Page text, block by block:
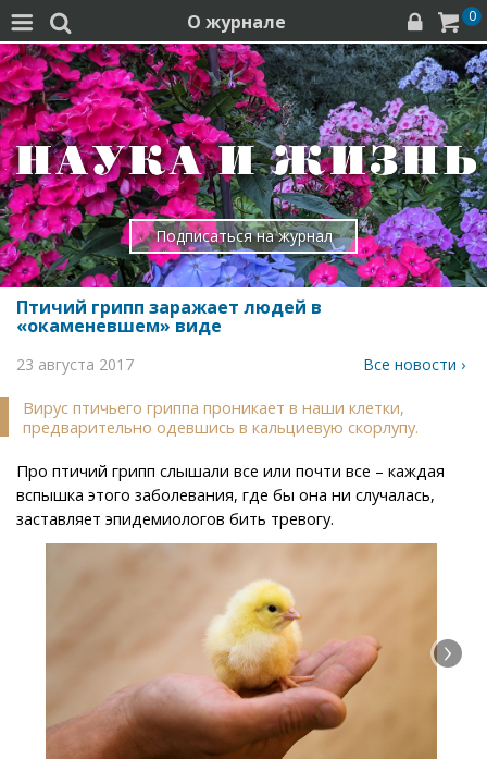
  О журнале   0
Подписаться на журнал
Птичий грипп заражает людей в
«окаменевшем» виде
23 августа 2017 Все новости ›
Вирус птичьего гриппа проникает в наши клетки,
предварительно одевшись в кальциевую скорлупу.
Про птичий грипп слышали все или почти все – каждая
вспышка этого заболевания, где бы она ни случалась,
заставляет эпидемиологов бить тревогу.